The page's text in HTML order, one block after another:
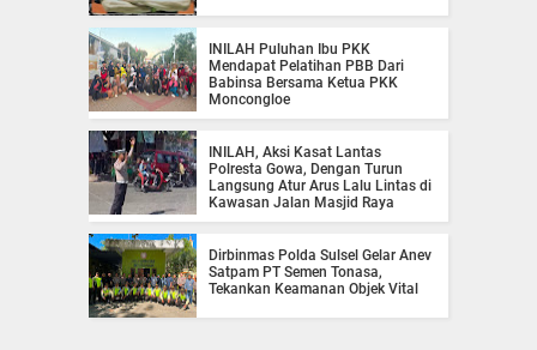
INILAH Puluhan Ibu PKK
Mendapat Pelatihan PBB Dari
Babinsa Bersama Ketua PKK
Moncongloe
INILAH, Aksi Kasat Lantas
Polresta Gowa, Dengan Turun
Langsung Atur Arus Lalu Lintas di
Kawasan Jalan Masjid Raya
Dirbinmas Polda Sulsel Gelar Anev
Satpam PT Semen Tonasa,
Tekankan Keamanan Objek Vital